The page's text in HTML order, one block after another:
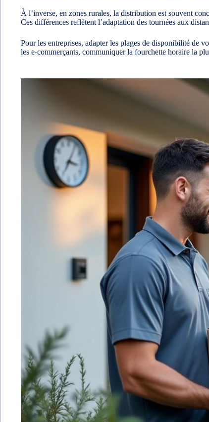
À l’inverse, en zones rurales, la distribution est souvent
Ces différences reflètent l’adaptation des tournées aux
Pour les entreprises, adapter les plages de disponibilité de
les e‑commerçants, communiquer la fourchette horaire la